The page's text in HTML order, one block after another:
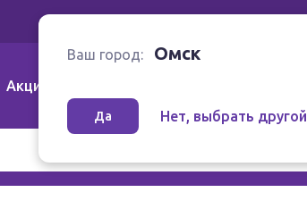
Акции
Ваш город: Омск
Да Нет, выбрать другой